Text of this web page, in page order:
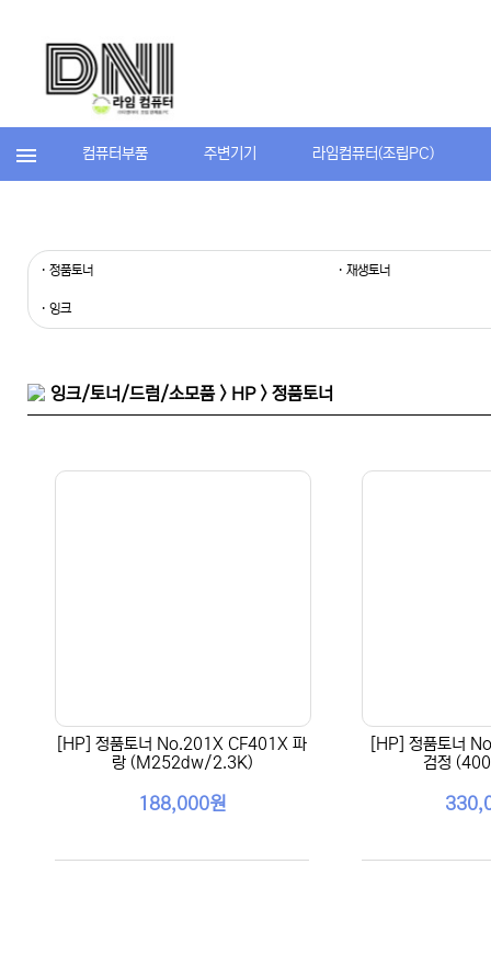
컴퓨터부품 주변기기 라임컴퓨터(조립PC)
· 정품토너 · 재생토너
· 잉크
잉크/토너/드럼/소모품 > HP > 정품토너
[HP] 정품토너 No.201X CF401X 파
랑 (M252dw/2.3K)
188,000원
[HP] 정품토너
검정